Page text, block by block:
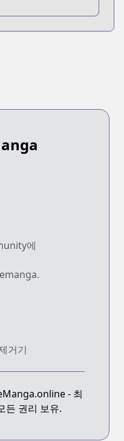
에
거기
- 최
든 권리 보유.